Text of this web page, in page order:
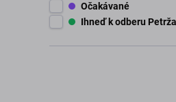
Očakávané
Ihneď k odberu